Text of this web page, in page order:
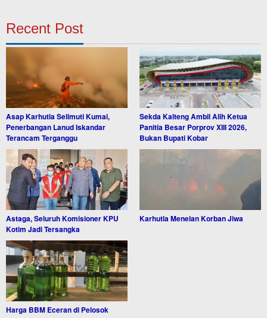
Recent Post
Asap Karhutla Selimuti Kumai,
Penerbangan Lanud Iskandar
Terancam Terganggu
Sekda Kalteng Ambil Alih Ketua
Panitia Besar Porprov XIII 2026,
Bukan Bupati Kobar
Astaga, Seluruh Komisioner KPU
Kotim Jadi Tersangka
Karhutla Menelan Korban Jiwa
Harga BBM Eceran di Pelosok